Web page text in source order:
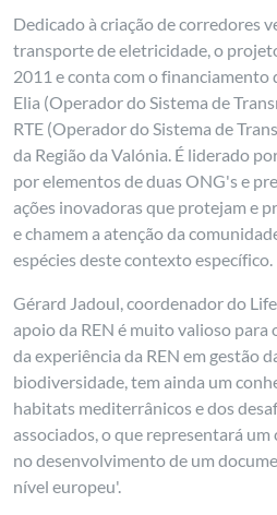
Dedicado à criação de corredores
transporte de eletricidade, o
2011 e conta com o financiamento
Elia (Operador do Sistema de
RTE (Operador do Sistema de
da Região da Valónia. É liderado
por elementos de duas ONG's e
ações inovadoras que protejam e
e chamem a atenção da
espécies deste contexto específico.
Gérard Jadoul, coordenador do
apoio da REN é muito valioso para
da experiência da REN em gestão
biodiversidade, tem ainda um
habitats mediterrânicos e dos
associados, o que representará
no desenvolvimento de um
nível europeu'.